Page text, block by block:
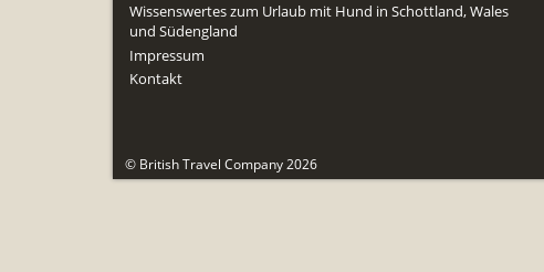
Wissenswertes zum Urlaub mit Hund in Schottland, Wales
und Südengland
Impressum
Kontakt
© British Travel Company 2026